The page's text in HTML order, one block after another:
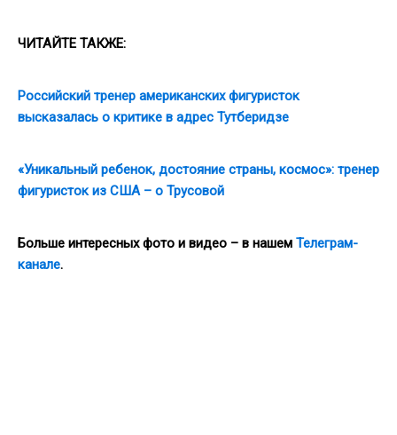
ЧИТАЙТЕ ТАКЖЕ:
Российский тренер американских фигуристок
высказалась о критике в адрес Тутберидзе
«Уникальный ребенок, достояние страны, космос»: тренер
фигуристок из США – о Трусовой
Больше интересных фото и видео – в нашем Телеграм-
канале.